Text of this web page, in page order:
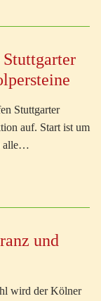
Stuttgarter
Stuttgarter
auf. Start ist um
alle…
und
wird der Kölner